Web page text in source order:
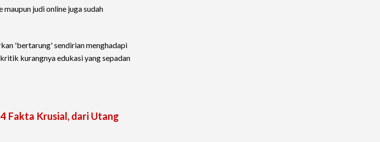
judi online juga sudah
'bertarung' sendirian menghadapi
kurangnya edukasi yang sepadan
Fakta Krusial, dari Utang